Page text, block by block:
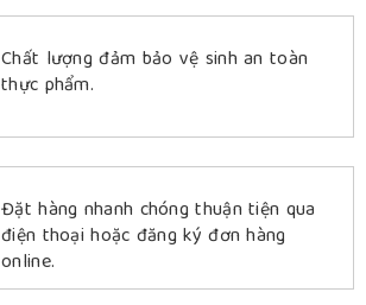
Chất lượng đảm bảo vệ sinh an toàn
thực phẩm.
Đặt hàng nhanh chóng thuận tiện qua
điện thoại hoặc đăng ký đơn hàng
online.